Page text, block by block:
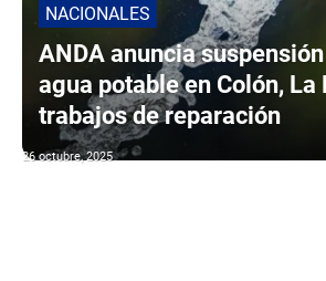
NACIONALES
ANDA anuncia
agua potable en Colón,
trabajos de reparación
26 octubre, 2025